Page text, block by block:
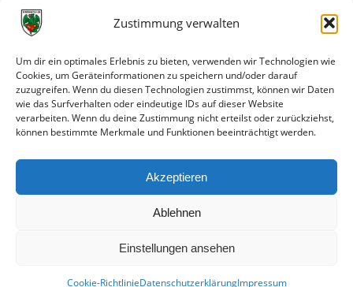
Zustimmung verwalten
Um dir ein optimales Erlebnis zu bieten, verwenden wir Technologien wie
Cookies, um Geräteinformationen zu speichern und/oder darauf
zuzugreifen. Wenn du diesen Technologien zustimmst, können wir Daten
wie das Surfverhalten oder eindeutige IDs auf dieser Website
verarbeiten. Wenn du deine Zustimmung nicht erteilst oder zurückziehst,
können bestimmte Merkmale und Funktionen beeinträchtigt werden.
Akzeptieren
Ablehnen
Einstellungen ansehen
Cookie-RichtlinieDatenschutzerklärungImpressum
31. Juli 2026
30. Juli 2026
Deine Spielminute: 89+1
28. Juli 2026
Neuer Rückensponsor
Neue Podcast-Folge: So tickt Björn!
27. Juli 2026